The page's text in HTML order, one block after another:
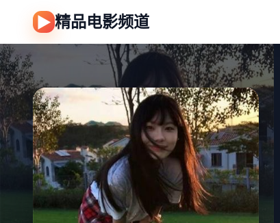
▶ 精品电影频道